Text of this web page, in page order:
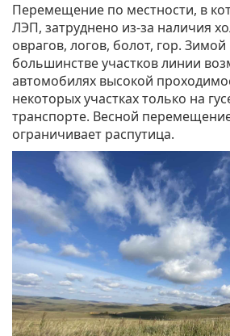
Перемещение по местности, в
ЛЭП, затруднено из-за наличия
оврагов, логов, болот, гор.
большинстве участков линии
автомобилях высокой
некоторых участках только на
транспорте. Весной
ограничивает распутица.